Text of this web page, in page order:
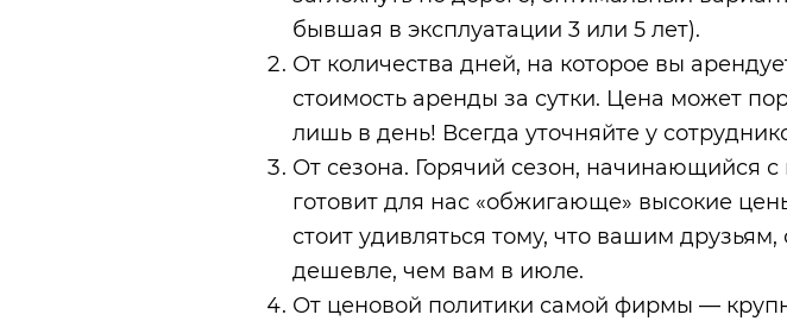
бывшая в эксплуатации 3 или 5 лет).
От количества дней, на которое вы
стоимость аренды за сутки. Цена может
лишь в день! Всегда уточняйте у
От сезона. Горячий сезон, начинающийся
готовит для нас «обжигающе» высокие
стоит удивляться тому, что вашим
дешевле, чем вам в июле.
От ценовой политики самой фирмы —